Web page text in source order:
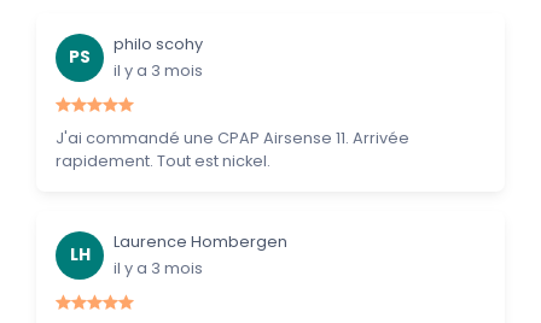
PS
philo scohy
il y a 3 mois
J'ai commandé une CPAP Airsense 11. Arrivée
rapidement. Tout est nickel.
LH
Laurence Hombergen
il y a 3 mois